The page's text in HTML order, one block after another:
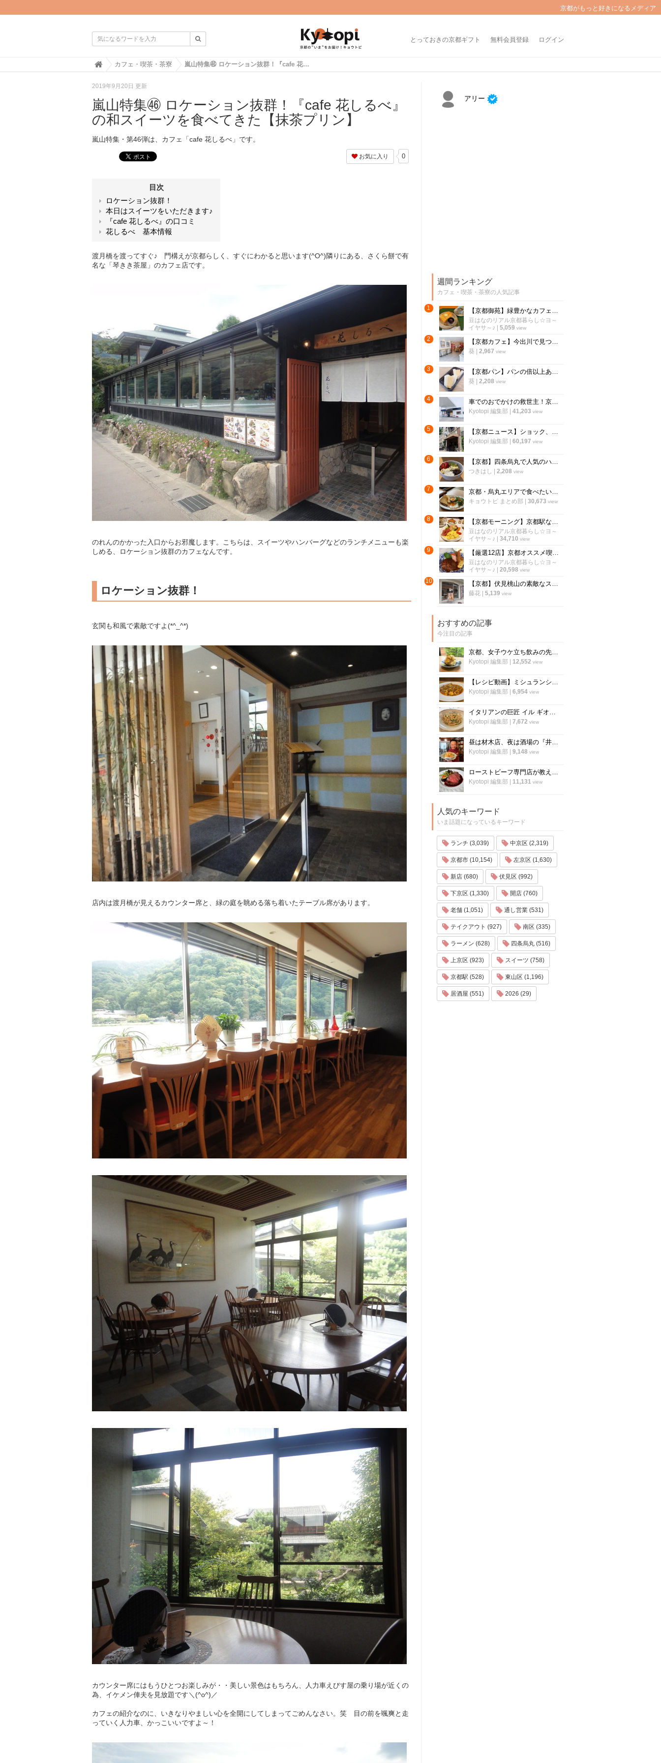
京都がもっと好きになるメディア
とっておきの京都ギフト 無料会員登録 ログイン
H
e
カフェ・喫茶・茶寮 嵐山特集㊻ ロケーション抜群！『cafe 花しるべ』の和スイーツを食べてきた【抹茶プリン】
2019年9月20日 更新
嵐山特集㊻ ロケーション抜群！『cafe 花しるべ』
の和スイーツを食べてきた【抹茶プリン】
嵐山特集・第46弾は、カフェ「cafe 花しるべ」です。
お気に入り 0
目次
ロケーション抜群！
本日はスイーツをいただきます♪
『cafe 花しるべ』の口コミ
花しるべ 基本情報
渡月橋を渡ってすぐ♪ 門構えが京都らしく、すぐにわかると思います(^O^)隣りにある、さくら餅で有
名な「琴きき茶屋」のカフェ店です。
のれんのかかった入口からお邪魔します。こちらは、スイーツやハンバーグなどのランチメニューも楽
しめる、ロケーション抜群のカフェなんです。
ロケーション抜群！
玄関も和風で素敵ですよ(*^_^*)
店内は渡月橋が見えるカウンター席と、緑の庭を眺める落ち着いたテーブル席があります。
カウンター席にはもうひとつお楽しみが・・美しい景色はもちろん、人力車えびす屋の乗り場が近くの
為、イケメン俥夫を見放題です＼(^o^)／
カフェの紹介なのに、いきなりやましい心を全開にしてしまってごめんなさい。笑 目の前を颯爽と走
っていく人力車、かっこいいですよ～！
アリー
週間ランキング
カフェ・喫茶・茶寮の人気記事
1 【京都御苑】緑豊かなカフェでモーニング開始！朝活に老舗パン謹製『あんバタートースト』を☆
豆はなのリアル京都暮らし☆ヨ～
イヤサ～♪
5,059 view
2 【京都カフェ】今出川で見つけた"本格中華ティースタンド" 夜カフェ利用もできる
葵 2,967 view
3 【京都パン】パンの倍以上ある分厚さ！20年以上愛される「京風厚焼き玉子サンド」の極上テイクアウト
葵 2,208 view
4 車でのおでかけの救世主！京都市内で駐車場が3台以上あるカフェ【まとめ】
Kyotopi 編集部 41,203 view
5 【京都ニュース】ショック、残念の声広がる 出町の老舗喫茶が6月下旬閉店へ
Kyotopi 編集部 60,197 view
6 【京都】四条烏丸で人気のハワイアンカフェ！話題のアサイーボウルも「エッグスシングス」
つきはし 2,208 view
7 京都・烏丸エリアで食べたい「絶品モーニング厳選６店」朝から京都を満喫しよう！【まとめ】
キョウトピ まとめ部 30,673 view
8 【京都モーニング】京都駅ならココが空いてる！京都を代表する老舗喫茶『イノダコーヒ』
豆はなのリアル京都暮らし☆ヨ～
イヤサ～♪
34,710 view
9 【厳選12店】京都オススメ喫茶店＆カフェ！ジャズ喫茶、ヴォーリズ建築、洋食他【左京区編】
豆はなのリアル京都暮らし☆ヨ～
イヤサ～♪
20,598 view
10 【京都】伏見桃山の素敵なスイーツカフェ「パレード伏見洋菓子店」
藤花| 5,139 view
おすすめの記事
今注目の記事
京都、女子ウケ立ち飲みの先駆者「すいば」の人気メニュー『ポテトサラダ』の作り方
Kyotopi 編集部 12,552 view
【レシピ動画】ミシュランシェフ直伝レシピ！絶品、麻婆豆腐の作り方『中国料理 菜格』
Kyotopi 編集部 6,954 view
イタリアンの巨匠 イル ギオットーネ笹島シェフ直伝「ボンゴレビアンコ」の作り方
Kyotopi 編集部 7,672 view
昼は材木店、夜は酒場の『井倉木材』が教える「裏技チャーハン（焼き飯）」の作り方！
Kyotopi 編集部 9,148 view
ローストビーフ専門店が教える、ローストビーフの作り方のすべて「ローストビーフの店 watanabe」
Kyotopi 編集部 11,131 view
人気のキーワード
いま話題になっているキーワード
ランチ (3,039) 中京区 (2,319)
京都市 (10,154) 左京区 (1,630)
新店 (680) 伏見区 (992)
下京区 (1,330) 開店 (760)
老舗 (1,051) 通し営業 (531)
テイクアウト (927) 南区 (335)
ラーメン (628) 四条烏丸 (516)
上京区 (923) スイーツ (758)
京都駅 (528) 東山区 (1,196)
居酒屋 (551) 2026 (29)